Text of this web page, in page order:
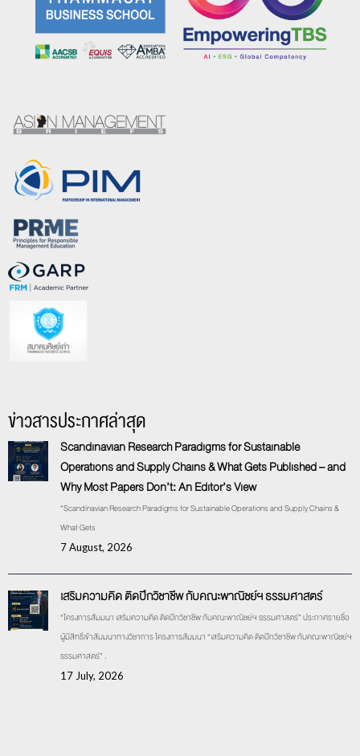
ข่าวสารประกาศล่าสุด
Scandinavian Research Paradigms for Sustainable
Operations and Supply Chains & What Gets Published – and
Why Most Papers Don’t: An Editor’s View
“Scandinavian Research Paradigms for Sustainable Operations and Supply Chains &
What Gets
7 August, 2026
เสริมความคิด ติดปีกวิชาชีพ กับคณะพาณิชย์ฯ ธรรมศาสตร์
“โครงการสัมมนา เสริมความคิด ติดปีกวิชาชีพ กับคณะพาณิชย์ฯ ธรรมศาสตร์” ประกาศรายชื่อ
ผู้มีสิทธิ์เข้าสัมมนาทางวิชาการ โครงการสัมมนา “เสริมความคิด ติดปีกวิชาชีพ กับคณะพาณิชย์ฯ
ธรรมศาสตร์” .
17 July, 2026